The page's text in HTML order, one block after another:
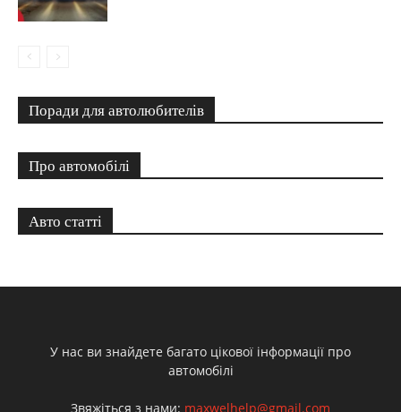
Поради для автолюбителів
Про автомобілі
Авто статті
У нас ви знайдете багато цікової інформації про
автомобілі
Звяжіться з нами: maxwelhelp@gmail.com